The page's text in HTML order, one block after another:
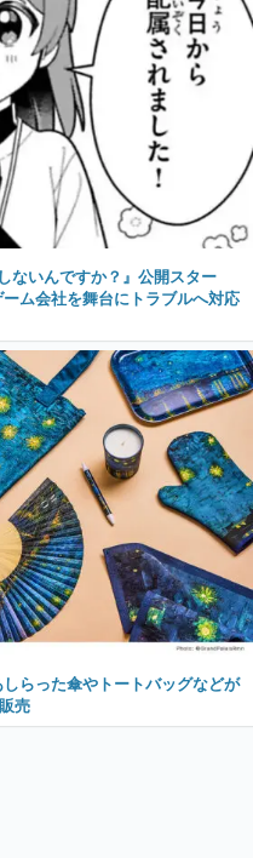
ないんですか？』公開スター
ム会社を舞台にトラブルへ対応
らった傘やトートバッグなどが
売